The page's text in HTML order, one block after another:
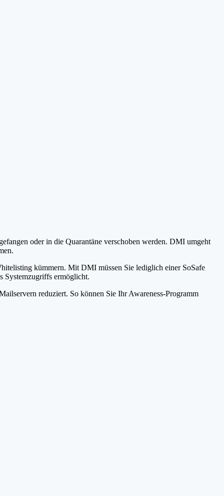
oder in die Quarantäne verschoben werden. DMI umgeht
kümmern. Mit DMI müssen Sie lediglich einer SoSafe
Systemzugriffs ermöglicht.
reduziert. So können Sie Ihr Awareness-Programm